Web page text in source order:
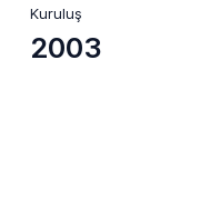
Kuruluş
2003